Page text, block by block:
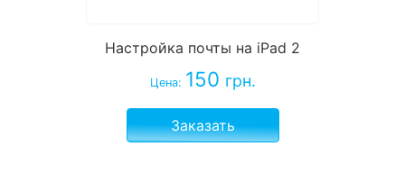
Настройка почты на iPad 2
Цена: 150 грн.
Заказать